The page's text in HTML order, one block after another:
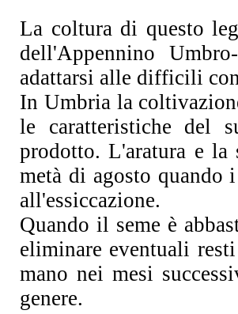
La coltura di questo
dell'Appennino
adattarsi alle difficili
In Umbria la
le caratteristiche del
prodotto. L'aratura e
metà di agosto quando
all'essiccazione.
Quando il seme è
eliminare eventuali
mano nei mesi
genere.